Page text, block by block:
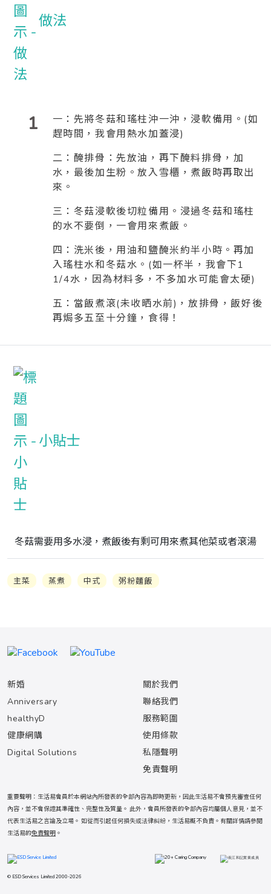
做法
1
一：先將冬菇和瑤柱沖一沖，浸軟備用。(如
趕時間，我會用熱水加蓋浸)
二：醃排骨：先放油，再下醃料排骨，加
水，最後加生粉。放入雪櫃，煮飯時再取出
來。
三：冬菇浸軟後切粒備用。浸過冬菇和瑤柱
的水不要倒，一會用來煮飯。
四：洗米後，用油和鹽醃米約半小時。再加
入瑤柱水和冬菇水。(如一杯半，我會下1
1/4水，因為材料多，不多加水可能會太硬)
五：當飯煮滾(未收晒水前)，放排骨，飯好後
再焗多五至十分鐘，食得！
小貼士
冬菇需要用多水浸，煮飯後有剩可用來煮其他菜或者滾湯
主菜 蒸煮 中式 粥粉麵飯
新婚
Anniversary
healthyD
健康網購
Digital Solutions
關於我們
聯絡我們
服務範圍
使用條款
私隱聲明
免責聲明
重要聲明：生活易會員於本網站內所發表的全部內容為即時更新，因此生活易不會預先審查任何
內容，並不會保證其準確性、完整性及質量。 此外，會員所發表的全部內容均屬個人意見，並不
代表生活易之言論及立場。 如從而引起任何損失或法律糾紛，生活易概不負責。有關詳情請參閱
生活易的免責聲明 。
© ESD Services Limited 2000-2026